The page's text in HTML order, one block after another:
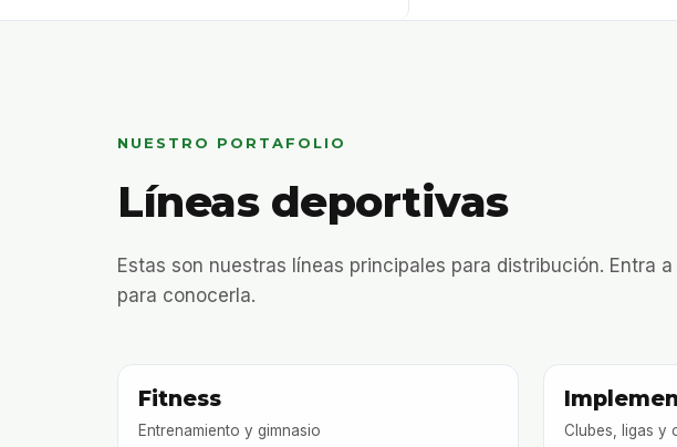
NUESTRO PORTAFOLIO
Líneas deportivas
Estas son nuestras líneas principales para distribución. Entra
para conocerla.
Fitness
Entrenamiento y gimnasio Clubes, ligas y